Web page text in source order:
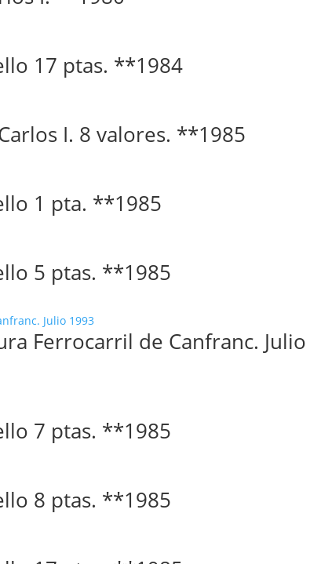
17 ptas. **1984
I. 8 valores. **1985
1 pta. **1985
5 ptas. **1985
Ferrocarril de Canfranc. Julio
7 ptas. **1985
8 ptas. **1985